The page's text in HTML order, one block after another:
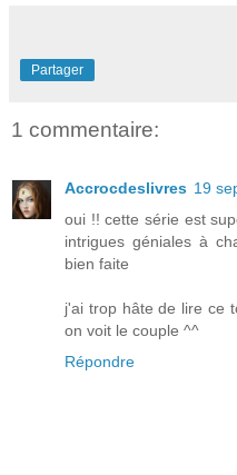
Partager
1 commentaire:
Accrocdeslivres 19
oui !! cette série est
intrigues géniales à
bien faite
j'ai trop hâte de lire ce
on voit le couple ^^
Répondre